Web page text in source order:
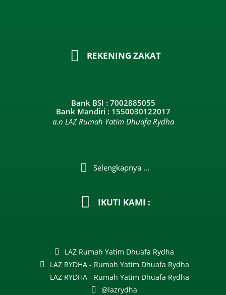
REKENING ZAKAT
Bank BSI : 7002885055
Bank Mandiri : 1550030122017
a.n LAZ Rumah Yatim Dhuafa Rydha
Selengkapnya ...
IKUTI KAMI :
LAZ Rumah Yatim Dhuafa Rydha
LAZ RYDHA - Rumah Yatim Dhuafa Rydha
LAZ RYDHA - Rumah Yatim Dhuafa Rydha
@lazrydha